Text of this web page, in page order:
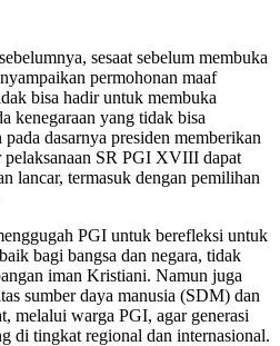
sesaat sebelum membuka
permohonan maaf
bisa hadir untuk membuka
kenegaraan yang tidak bisa
dasarnya presiden memberikan
pelaksanaan SR PGI XVIII dapat
lancar, termasuk dengan pemilihan
PGI untuk berefleksi untuk
bagi bangsa dan negara, tidak
iman Kristiani. Namun juga
sumber daya manusia (SDM) dan
melalui warga PGI, agar generasi
di tingkat regional dan internasional.